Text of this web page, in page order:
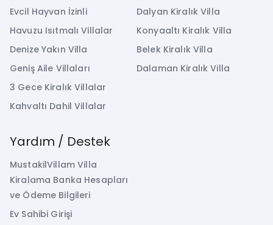
Evcil Hayvan İzinli
Havuzu Isıtmalı Villalar
Denize Yakın Villa
Geniş Aile Villaları
3 Gece Kiralık Villalar
Kahvaltı Dahil Villalar
Dalyan Kiralık Villa
Konyaaltı Kiralık Villa
Belek Kiralık Villa
Dalaman Kiralık Villa
Yardım / Destek
MustakilVillam Villa
Kiralama Banka Hesapları
ve Ödeme Bilgileri
Ev Sahibi Girişi